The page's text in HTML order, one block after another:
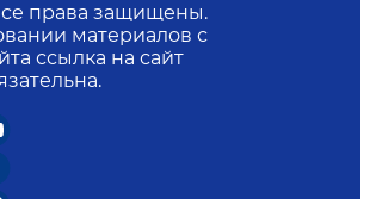
права защищены.
материалов с
ссылка на сайт